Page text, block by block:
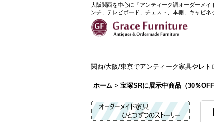
大阪関西を中心に『アンティーク調オーダーメ
ンチ、テレビボード、チェスト、本棚、キャビネ
関西/大阪/東京でアンティーク家具やレト
ホーム > 宝塚SRに展示中商品（30％OFF